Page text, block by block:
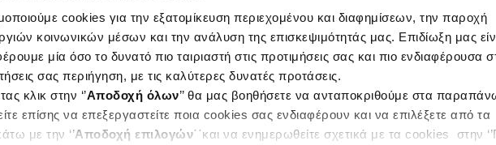
cookies για την εξατομίκευση περιεχομένου και διαφημίσεων, την παροχή
κοινωνικών μέσων και την ανάλυση της επισκεψιμότητάς μας. Επιδίωξη μας
μία όσο το δυνατό πιο ταιριαστή στις προτιμήσεις σας και πιο ενδιαφέρουσα
σας περιήγηση, με τις καλύτερες δυνατές προτάσεις.
κλικ στην ‘’Αποδοχή όλων’’ θα μας βοηθήσετε να ανταποκριθούμε στα
επίσης να επεξεργαστείτε ποια cookies σας ενδιαφέρουν και να επιλέξετε από τα
με την ‘’Αποδοχή επιλογών΄΄και να ενημερωθείτε σχετικά με τα cookies στην